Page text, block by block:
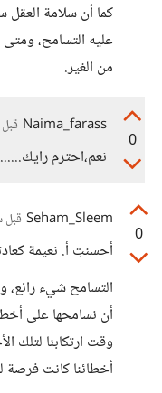
كما أن سلامة
عليه التسامح،
من الغير.
0
Naima_farass
نعم،احترم
0
Seham_Sleem قبل
أحسنتِ أ. نعيمة
التسامح شيء
أن نسامحها على
وقت ارتكابنا لتلك
أخطائنا كانت فرصة